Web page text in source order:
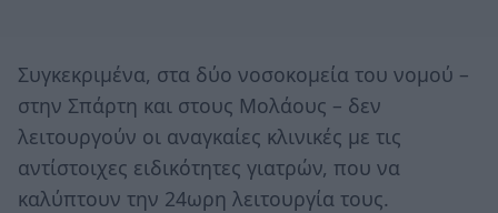
Συγκεκριμένα, στα δύο νοσοκομεία του νομού –
στην Σπάρτη και στους Μολάους – δεν
λειτουργούν οι αναγκαίες κλινικές με τις
αντίστοιχες ειδικότητες γιατρών, που να
καλύπτουν την 24ωρη λειτουργία τους.